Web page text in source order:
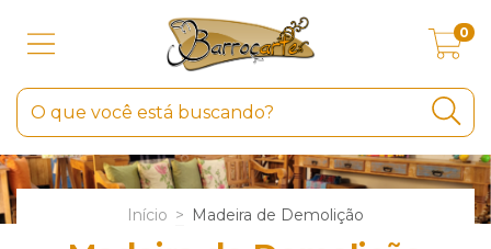
0
Início > Madeira de Demolição